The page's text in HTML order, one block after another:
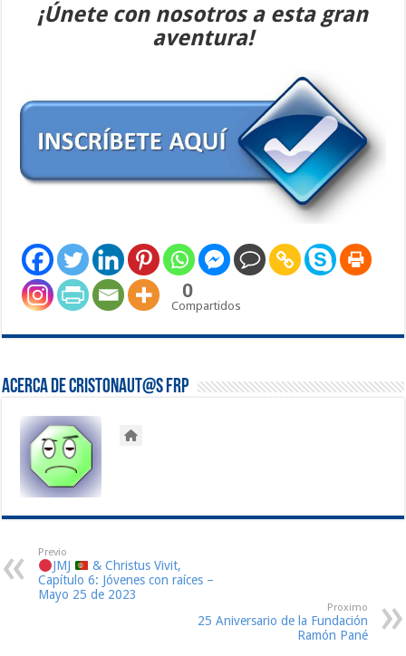
¡Únete con nosotros a esta gran
aventura!
0
Compartidos
Acerca de Cristonaut@s FRP
Previo
JMJ
& Christus Vivit,
Capítulo 6: Jóvenes con raíces –
Mayo 25 de 2023
Proximo
25 Aniversario de la Fundación
Ramón Pané